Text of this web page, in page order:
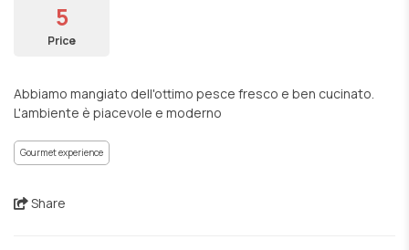
5
Price
Abbiamo mangiato dell'ottimo pesce fresco e ben cucinato.
L'ambiente è piacevole e moderno
Gourmet experience
Share